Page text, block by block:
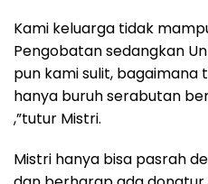
Kami keluarga tidak
Pengobatan sedangkan
pun kami sulit, bagaimana
hanya buruh serabutan
,”tutur Mistri.
Mistri hanya bisa pasrah